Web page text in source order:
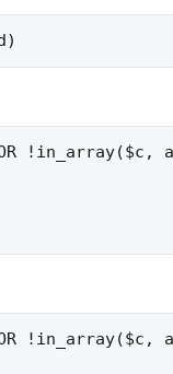
!in_array($c,
!in_array($c,